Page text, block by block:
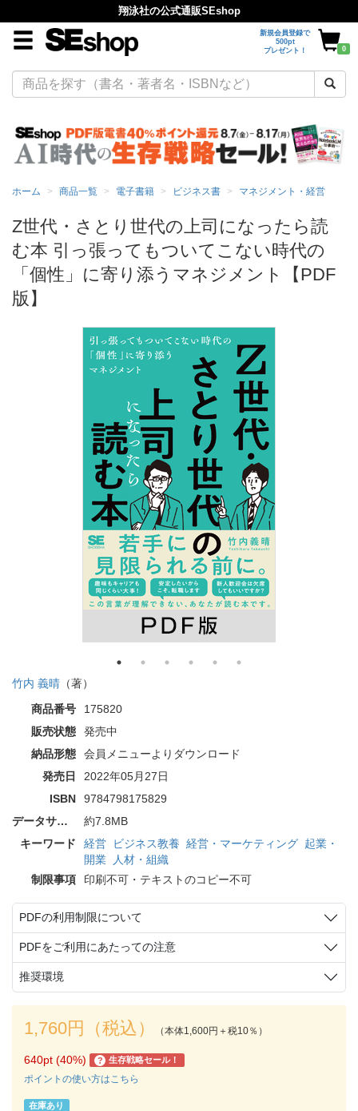
翔泳社の公式通販SEshop
新規会員登録で
500pt
プレゼント！
0
ホーム 商品一覧 電子書籍 ビジネス書 マネジメント・経営
Z世代・さとり世代の上司になったら読
む本 引っ張ってもついてこない時代の
「個性」に寄り添うマネジメント【PDF
版】
竹内 義晴 （著）
商品番号
175820
販売状態
発売中
納品形態
会員メニューよりダウンロード
発売日
2022年05月27日
ISBN
9784798175829
データサイズ
約7.8MB
キーワード
経営 ビジネス教養 経営・マーケティング 起業・
開業
人材・組織
制限事項
印刷不可・テキストのコピー不可
PDFの利用制限について
PDFをご利用にあたっての注意
推奨環境
1,760円（税込） （本体1,600円＋税10％）
640pt (40%) ? 生存戦略セール！
ポイントの使い方はこちら
在庫あり